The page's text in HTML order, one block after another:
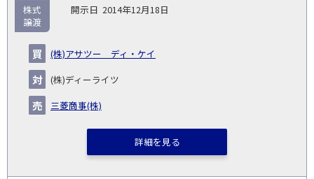
2014年12月18日
(株)アサツー ディ・ケイ
(株)ディーライツ
三菱商事(株)
株式
譲渡
詳細を見る